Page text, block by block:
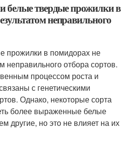
белые твердые прожилки в
неправильного
прожилки в помидорах не
неправильного отбора сортов.
процессом роста и
с генетическими
Однако, некоторые сорта
более выраженные белые
другие, но это не влияет на их